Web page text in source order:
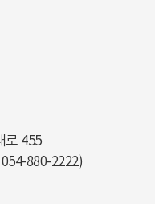
로 455
054-880-2222)